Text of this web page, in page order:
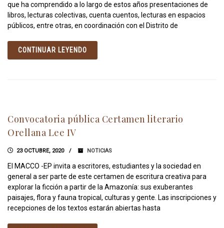
que ha comprendido a lo largo de estos años presentaciones de
libros, lecturas colectivas, cuenta cuentos, lecturas en espacios
públicos, entre otras, en coordinación con el Distrito de
CONTINUAR LEYENDO
Convocatoria pública Certamen literario
Orellana Lee IV
23 OCTUBRE, 2020 NOTICIAS
El MACCO -EP invita a escritores, estudiantes y la sociedad en
general a ser parte de este certamen de escritura creativa para
explorar la ficción a partir de la Amazonía: sus exuberantes
paisajes, flora y fauna tropical, culturas y gente. Las inscripciones y
recepciones de los textos estarán abiertas hasta